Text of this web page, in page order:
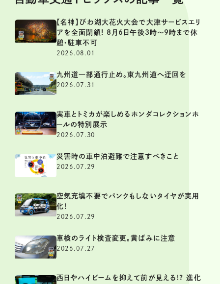
【名神】びわ湖大花火大会で大津サービスエリ
アを全面閉鎖! 8月6日午後3時～9時まで休
憩・駐車不可
2026.08.01
九州道一部通行止め。東九州道へ迂回を
2026.07.31
実車とトミカが楽しめるホンダコレクションホ
ールの特別展示
2026.07.30
災害時の車中泊避難で注意すべきこと
2026.07.29
空気充填不要でパンクもしないタイヤが実用
化！
2026.07.29
車検のライト検査変更。黄ばみに注意
2026.07.27
西日やハイビームを抑えて前が見える!? 進化